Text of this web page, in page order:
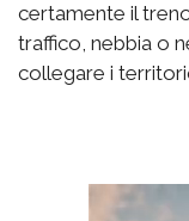
certamente il
traffico, nebbia o
collegare i